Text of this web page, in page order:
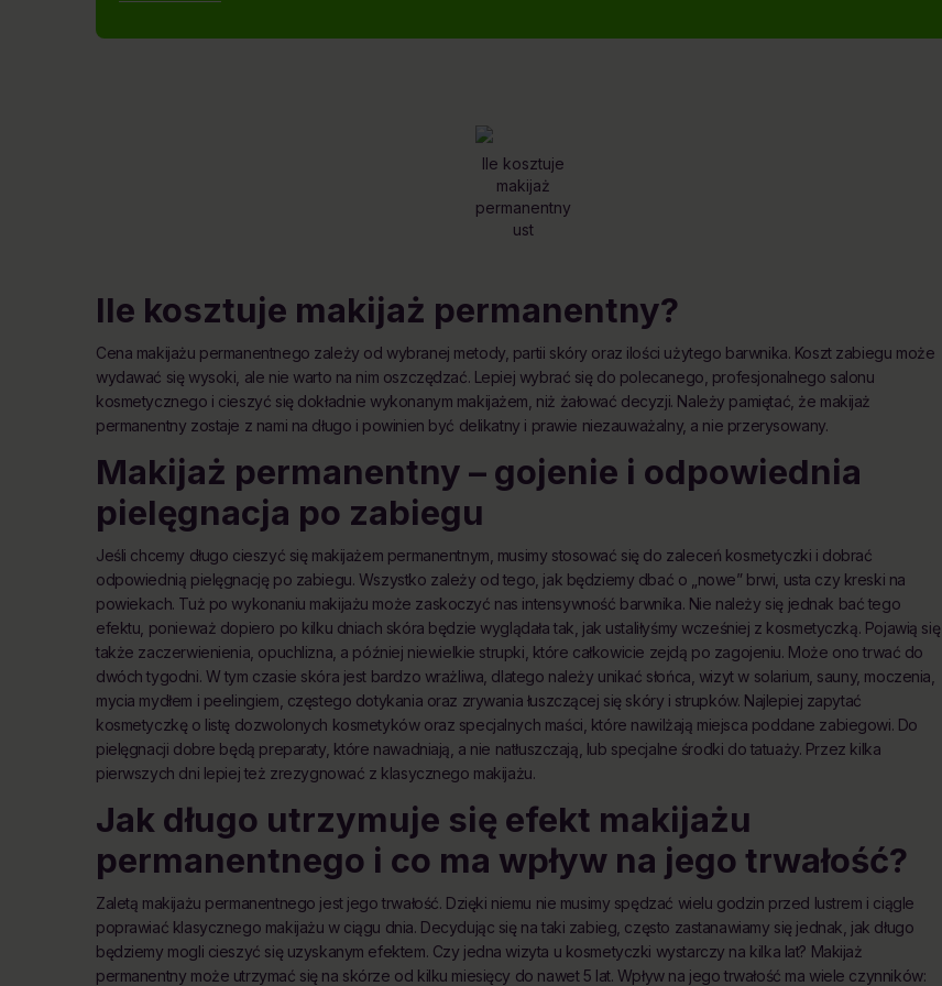
Ile kosztuje
makijaż
permanentny
ust
Ile kosztuje makijaż permanentny?
Cena makijażu permanentnego zależy od wybranej metody, partii skóry oraz ilości użytego barwnika. Koszt zabiegu może
wydawać się wysoki, ale nie warto na nim oszczędzać. Lepiej wybrać się do polecanego, profesjonalnego salonu
kosmetycznego i cieszyć się dokładnie wykonanym makijażem, niż żałować decyzji. Należy pamiętać, że makijaż
permanentny zostaje z nami na długo i powinien być delikatny i prawie niezauważalny, a nie przerysowany.
Makijaż permanentny – gojenie i odpowiednia
pielęgnacja po zabiegu
Jeśli chcemy długo cieszyć się makijażem permanentnym, musimy stosować się do zaleceń kosmetyczki i dobrać
odpowiednią pielęgnację po zabiegu. Wszystko zależy od tego, jak będziemy dbać o „nowe” brwi, usta czy kreski na
powiekach. Tuż po wykonaniu makijażu może zaskoczyć nas intensywność barwnika. Nie należy się jednak bać tego
efektu, ponieważ dopiero po kilku dniach skóra będzie wyglądała tak, jak ustaliłyśmy wcześniej z kosmetyczką. Pojawią się
także zaczerwienienia, opuchlizna, a później niewielkie strupki, które całkowicie zejdą po zagojeniu. Może ono trwać do
dwóch tygodni. W tym czasie skóra jest bardzo wrażliwa, dlatego należy unikać słońca, wizyt w solarium, sauny, moczenia,
mycia mydłem i peelingiem, częstego dotykania oraz zrywania łuszczącej się skóry i strupków. Najlepiej zapytać
kosmetyczkę o listę dozwolonych kosmetyków oraz specjalnych maści, które nawilżają miejsca poddane zabiegowi. Do
pielęgnacji dobre będą preparaty, które nawadniają, a nie natłuszczają, lub specjalne środki do tatuaży. Przez kilka
pierwszych dni lepiej też zrezygnować z klasycznego makijażu.
Jak długo utrzymuje się efekt makijażu
permanentnego i co ma wpływ na jego trwałość?
Zaletą makijażu permanentnego jest jego trwałość. Dzięki niemu nie musimy spędzać wielu godzin przed lustrem i ciągle
poprawiać klasycznego makijażu w ciągu dnia. Decydując się na taki zabieg, często zastanawiamy się jednak, jak długo
będziemy mogli cieszyć się uzyskanym efektem. Czy jedna wizyta u kosmetyczki wystarczy na kilka lat? Makijaż
permanentny może utrzymać się na skórze od kilku miesięcy do nawet 5 lat. Wpływ na jego trwałość ma wiele czynników: